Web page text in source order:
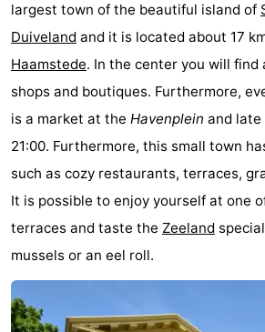
Hof
van
Haamstede
Schouwse
Valleien
-
Wijde
Blick
-
Zeeuwse
Kust
-
’t
Hof
van
Haamstede
Hôtels
Last
minutes
Plages
Voir
et
Lieux
largest town of the beautiful island of
Duiveland and it is located about 17
Haamstede. In the center you will find
shops and boutiques. Furthermore,
is a market at the Havenplein and late
21:00. Furthermore, this small town
such as cozy restaurants, terraces,
It is possible to enjoy yourself at one
terraces and taste the Zeeland
mussels or an eel roll.